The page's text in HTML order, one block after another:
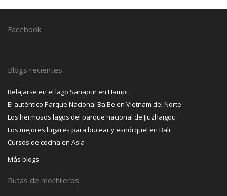
Facebook
Blogs recientes
Relajarse en el lago Sanapur en Hampi
El auténtico Parque Nacional Ba Be en Vietnam del Norte
Los hermosos lagos del parque nacional de Jiuzhaigou
Los mejores lugares para bucear y esnórquel en Bali
Cursos de cocina en Asia
Más blogs
Rutas de mochileros